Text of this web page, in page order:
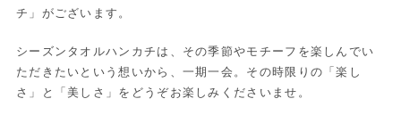
チ」がございます。
シーズンタオルハンカチは、その季節やモチーフを楽しんでい
ただきたいという想いから、一期一会。その時限りの「楽し
さ」と「美しさ」をどうぞお楽しみくださいませ。